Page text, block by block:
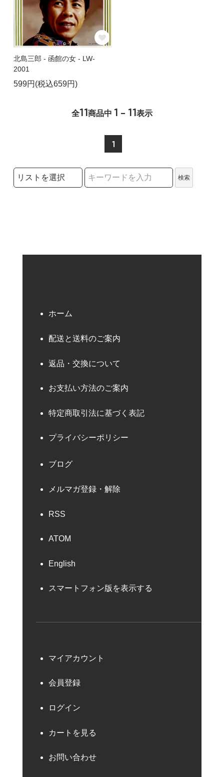
北島三郎 - 函館の女 - LW-
2001
599円(税込659円)
全11商品中 1 - 11表示
1
検索リストの選択
検索
ホーム
配送と送料のご案内
返品・交換について
お支払い方法のご案内
特定商取引法に基づく表記
プライバシーポリシー
ブログ
メルマガ登録・解除
RSS
ATOM
English
スマートフォン版を表示する
マイアカウント
会員登録
ログイン
カートを見る
お問い合わせ